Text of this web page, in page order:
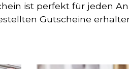
ist perfekt für jeden
Gutscheine